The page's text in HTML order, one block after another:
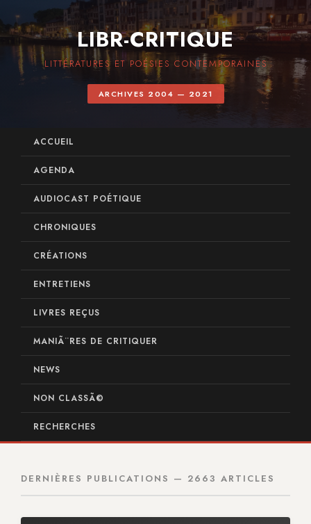
LIBR-CRITIQUE
LITTÉRATURES ET POÉSIES CONTEMPORAINES
ARCHIVES 2004 — 2021
ACCUEIL
AGENDA
AUDIOCAST POÉTIQUE
CHRONIQUES
CRÉATIONS
ENTRETIENS
LIVRES REÇUS
MANIÃ¨RES DE CRITIQUER
NEWS
NON CLASSÃ©
RECHERCHES
DERNIÈRES PUBLICATIONS — 2663 ARTICLES